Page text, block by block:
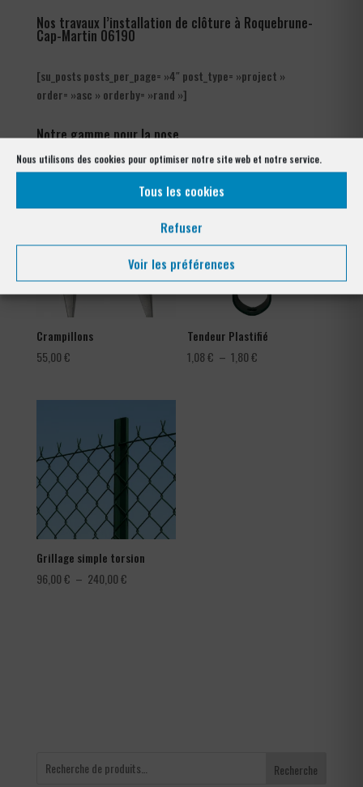
Nous utilisons des cookies pour optimiser notre site web et notre service.
Tous les cookies
Refuser
Voir les préférences
Nos travaux l’installation de clôture à Roquebrune-
Cap-Martin 06190
[su_posts posts_per_page= »4″ post_type= »project »
order= »asc » orderby= »rand »]
Notre gamme pour la pose
Crampillons
55,00€
Tendeur Plastifié
1,08€ – 1,80€
Grillage simple torsion
96,00€ – 240,00€Plage
Recherche